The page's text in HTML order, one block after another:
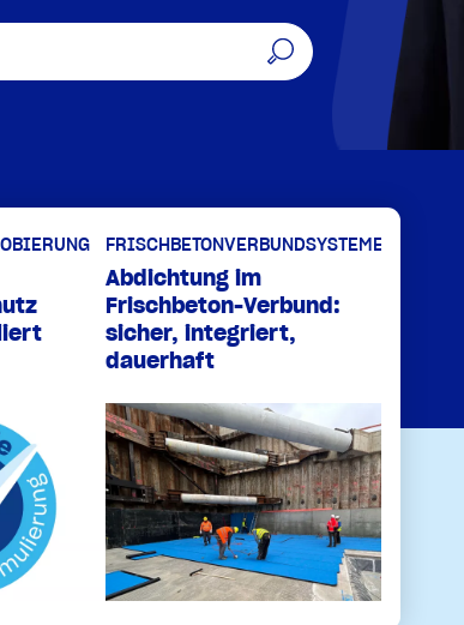
FRISCHBETONVERBUNDSYSTEME
Abdichtung im
Frischbeton-Verbund:
sicher, integriert,
dauerhaft